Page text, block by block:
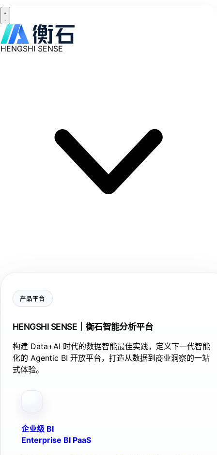
HENGSHI SENSE
产品平台
HENGSHI SENSE｜衡石智能分析平台
构建 Data+AI 时代的数据智能最佳实践，定义下一代智能
化的 Agentic BI 开放平台，打造从数据到商业洞察的一站
式体验。
企业级 BI
Enterprise BI PaaS